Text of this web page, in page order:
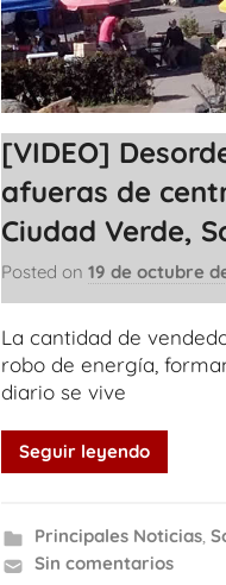
[VIDEO]
afueras de
Ciudad Verde,
Posted on19 de octubre
La cantidad de
robo de energía,
diario se vive
Seguir leyendo
Principales Noticias,
Sin comentarios